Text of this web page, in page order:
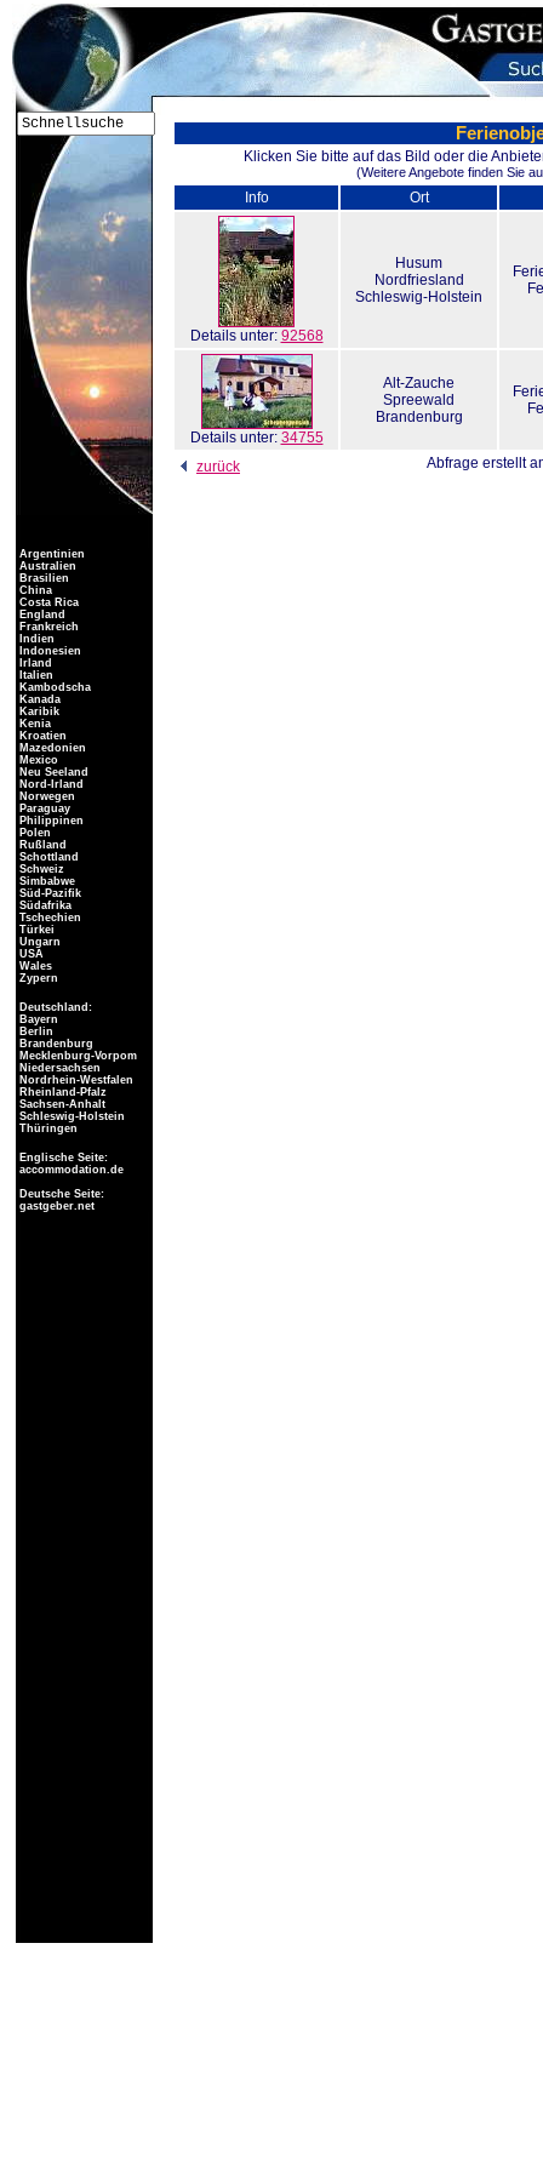
Klicken Sie bitte auf das Bild oder die
(Weitere Angebote finden Sie
Info Ort
Details unter: 92568
Husum
Nordfriesland
Schleswig-Holstein
Details unter: 34755
Alt-Zauche
Spreewald
Brandenburg
zurück Abfrage erstellt
Argentinien
Australien
Brasilien
China
Costa Rica
England
Frankreich
Indien
Indonesien
Irland
Italien
Kambodscha
Kanada
Karibik
Kenia
Kroatien
Mazedonien
Mexico
Neu Seeland
Nord-Irland
Norwegen
Paraguay
Philippinen
Polen
Rußland
Schottland
Schweiz
Simbabwe
Süd-Pazifik
Südafrika
Tschechien
Türkei
Ungarn
USA
Wales
Zypern
Deutschland:
Bayern
Berlin
Brandenburg
Mecklenburg-Vorpom
Niedersachsen
Nordrhein-Westfalen
Rheinland-Pfalz
Sachsen-Anhalt
Schleswig-Holstein
Thüringen
Englische Seite:
accommodation.de
Deutsche Seite:
gastgeber.net